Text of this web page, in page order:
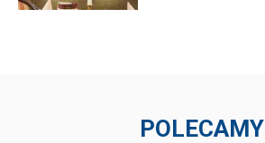
POLECAMY